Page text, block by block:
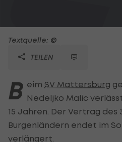
Textquelle: ©
TEILEN
B eim SV Mattersburg
Nedeljko Malic
15 Jahren. Der Vertrag
Burgenländern endet im
verlängert.